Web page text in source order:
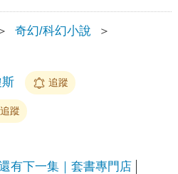
奇幻/科幻小說
＞
追蹤
追蹤
有下一集｜套書專門店